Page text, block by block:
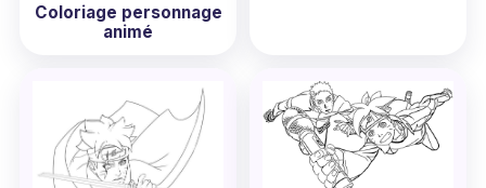
Coloriage personnage
animé